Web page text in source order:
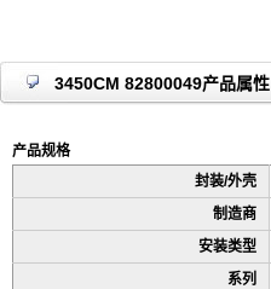
3450CM 82800049产品属性
产品规格
封装/外壳
制造商
安装类型
系列